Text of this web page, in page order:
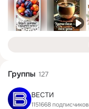
Группы 127
ВЕСТИ
1151668 подписчиков